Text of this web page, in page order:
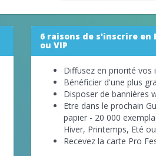
6 raisons de s'inscrire en
ou VIP
Diffusez en priorité vos
Bénéficier d'une plus
Disposer de bannières
Etre dans le prochain
papier - 20 000
Hiver, Printemps, Eté
Recevez la carte Pro